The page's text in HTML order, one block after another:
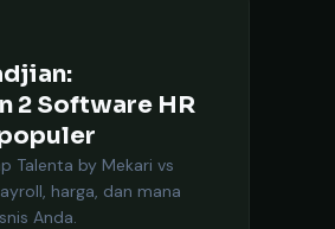
2 Software HR
Talenta by Mekari vs
harga, dan mana
Anda.